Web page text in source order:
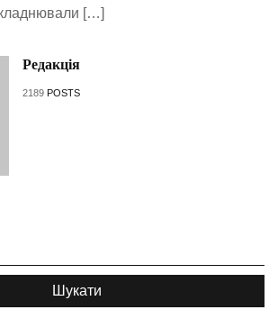
[…]
Редакція
2189 POSTS